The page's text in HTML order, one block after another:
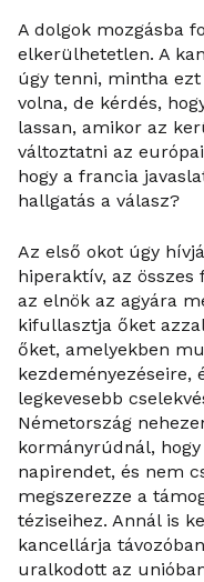
A dolgok mozgásba
elkerülhetetlen. A
úgy tenni, mintha
volna, de kérdés,
lassan, amikor az
változtatni az
hogy a francia
hallgatás a válasz?
Az első okot úgy
hiperaktív, az összes
az elnök az agyára
kifullasztja őket
őket, amelyekben
kezdeményezéseire,
legkevesebb
Németország
kormányrúdnál,
napirendet, és nem
megszerezze a
téziseihez. Annál is
kancellárja
uralkodott az